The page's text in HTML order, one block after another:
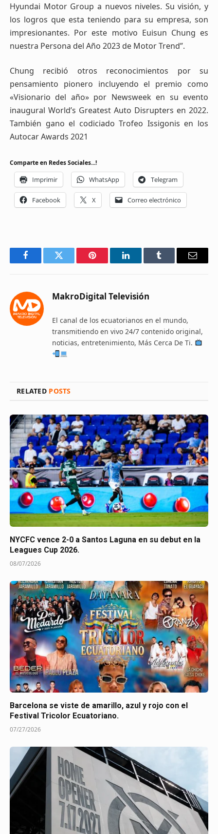
Hyundai Motor Group a nuevos niveles. Su visión, y
los logros que esta teniendo para su empresa, son
impresionantes. Por este motivo Euisun Chung es
nuestra Persona del Año 2023 de Motor Trend”.
Chung recibió otros reconocimientos por su
pensamiento pionero incluyendo el premio como
«Visionario del año» por Newsweek en su evento
inaugural World’s Greatest Auto Disrupters en 2022.
También gano el codiciado Trofeo Issigonis en los
Autocar Awards 2021
Comparte en Redes Sociales...!
Imprimir WhatsApp Telegram
Facebook X Correo electrónico
FacebookTwitter Pinterest LinkedInTumblr Email
MakroDigital Televisión
El canal de los ecuatorianos en el mundo,
transmitiendo en vivo 24/7 contenido original,
noticias, entretenimiento, Más Cerca De Ti.
RELATED POSTS
NYCFC vence 2-0 a Santos Laguna en su debut en la
Leagues Cup 2026.
08/07/2026
Barcelona se viste de amarillo, azul y rojo con el
Festival Tricolor Ecuatoriano.
07/27/2026